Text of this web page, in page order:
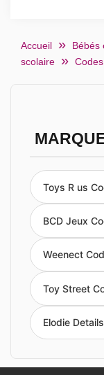
Accueil Bébés
scolaire
Toys R us
BCD Jeux
Weenect
Toy Street
Elodie